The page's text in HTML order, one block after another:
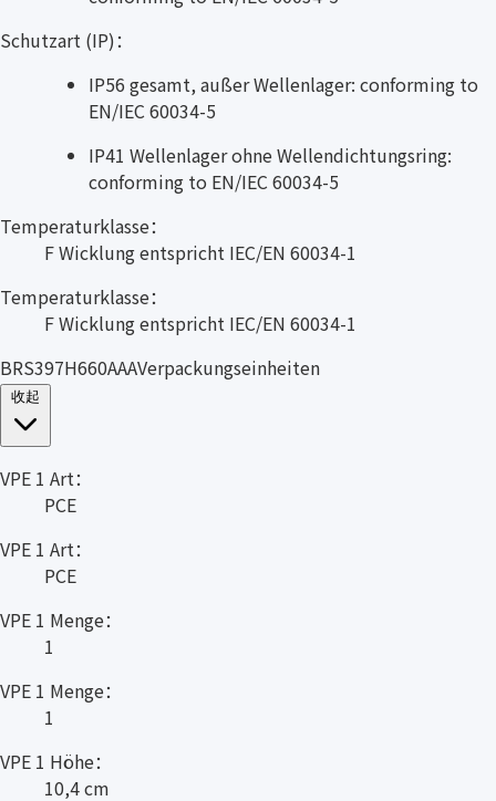
Schutzart (IP)：
IP56 gesamt, außer Wellenlager: conforming to
EN/IEC 60034-5
IP41 Wellenlager ohne Wellendichtungsring:
conforming to EN/IEC 60034-5
Temperaturklasse：
F Wicklung entspricht IEC/EN 60034-1
Temperaturklasse：
F Wicklung entspricht IEC/EN 60034-1
BRS397H660AAAVerpackungseinheiten
VPE 1 Art：
PCE
VPE 1 Art：
PCE
VPE 1 Menge：
1
VPE 1 Menge：
1
VPE 1 Höhe：
10,4 cm